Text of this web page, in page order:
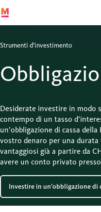
Strumenti d’investimento
Desiderate investire in modo
contempo di un tasso
un’obbligazione di cassa
vostro denaro per una durata
vantaggiosi già a partire da
avere un conto privato
Investire in un’obbligazione di